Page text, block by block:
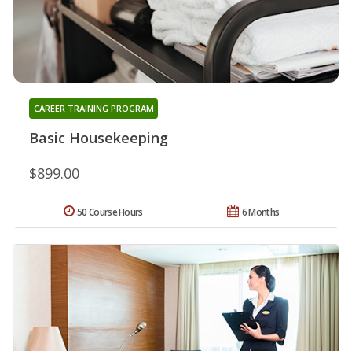
Basic Housekeeping
CAREER TRAINING PROGRAM
$899.00
6 Months
50 Course Hours